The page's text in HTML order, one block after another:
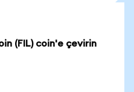
(FIL) coin'e çevirin